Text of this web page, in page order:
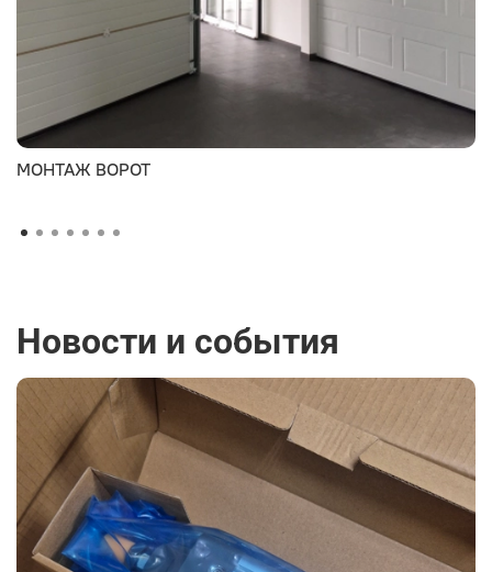
МОНТАЖ ВОРОТ
Новости и события